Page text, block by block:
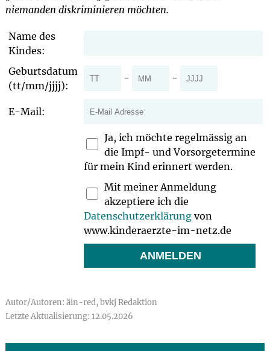
niemanden diskriminieren möchten.
Name des
Kindes:
Geburtsdatum
(tt/mm/jjjj):
- -
E-Mail:
Ja, ich möchte regelmässig an
die Impf- und Vorsorgetermine
für mein Kind erinnert werden.
Mit meiner Anmeldung
akzeptiere ich die
Datenschutzerklärungvon
www.kinderaerzte-im-netz.de
Autor/Autoren: äin-red, bvkj Redaktion
Letzte Aktualisierung: 12.05.2026